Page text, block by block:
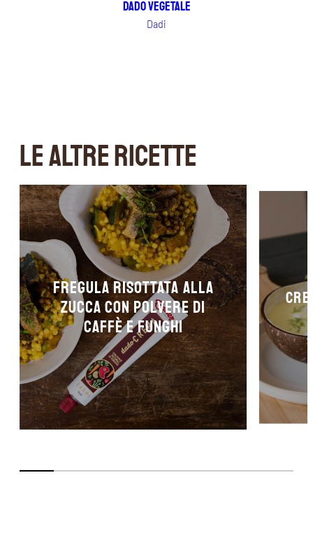
Dado vegetale
Dadi
LE ALTRE RICETTE
Fregula risottata alla
zucca con polvere di
caffè e funghi